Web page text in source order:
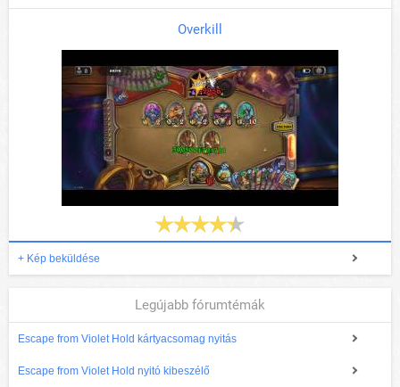
Overkill
+ Kép beküldése
Legújabb fórumtémák
Escape from Violet Hold kártyacsomag nyitás
Escape from Violet Hold nyitó kibeszélő